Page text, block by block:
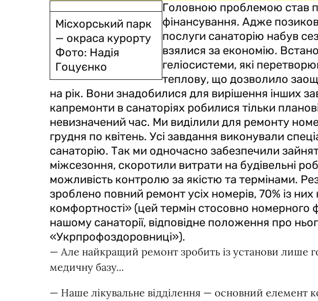
Місхорський парк
— окраса курорту
Фото: Надія
Гоцуєнко
Головною проблемою став
фінансування. Адже
послуги санаторію набув
взялися за економію.
геліосистеми, які
теплову, що дозволило
на рік. Вони знадобилися для вирішення інших
капремонти в санаторіях робилися тільки
невизначений час. Ми виділили для ремонту
грудня по квітень. Усі завдання виконували
санаторію. Так ми одночасно забезпечили
міжсезоння, скоротили витрати на будівельні
можливість контролю за якістю та термінами.
зроблено повний ремонт усіх номерів, 70% із
комфортності» (цей термін стосовно номерного
нашому санаторії, відповідне положення про
«Укрпрофоздоровниці»).
— Але найкращий ремонт зробить із установи лише
медичну базу...
— Наше лікувальне відділення — основний елемент